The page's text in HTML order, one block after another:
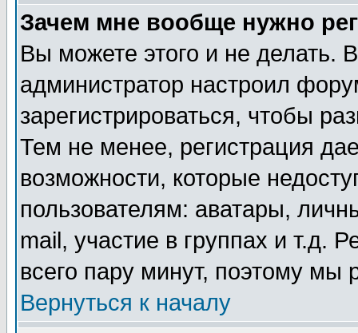
Зачем мне вообще нужно
Вы можете этого и не делать.
администратор настроил
зарегистрироваться, чтобы
Тем не менее, регистрация
возможности, которые
пользователям: аватары,
mail, участие в группах и т.д.
всего пару минут, поэтому мы
Вернуться к началу